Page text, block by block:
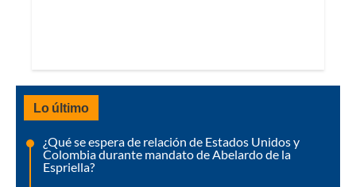
Lo último
¿Qué se espera de relación de Estados Unidos y
Colombia durante mandato de Abelardo de la
Espriella?